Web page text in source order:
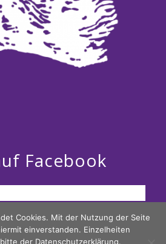
Facebook
Cookies. Mit der Nutzung der Seite
einverstanden. Einzelheiten
der Datenschutzerklärung.